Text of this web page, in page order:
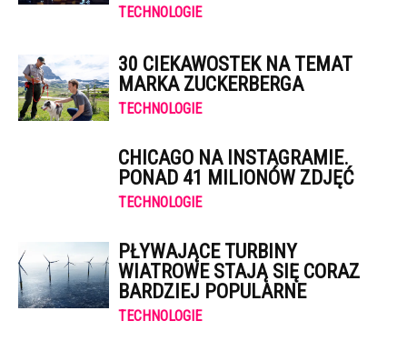
TECHNOLOGIE
30 CIEKAWOSTEK NA TEMAT
MARKA ZUCKERBERGA
TECHNOLOGIE
CHICAGO NA INSTAGRAMIE.
PONAD 41 MILIONÓW ZDJĘĆ
TECHNOLOGIE
PŁYWAJĄCE TURBINY
WIATROWE STAJĄ SIĘ CORAZ
BARDZIEJ POPULARNE
TECHNOLOGIE